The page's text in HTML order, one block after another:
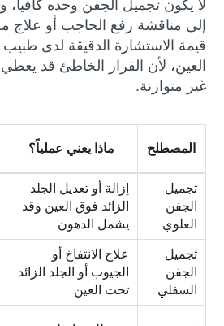
لا يكون تجميل الجفن وحده كافياً،
إلى مناقشة رفع الحاجب أو علاج
قيمة الاستشارة الدقيقة لدى
العين، لأن القرار الخاطئ قد
غير متوازنة.
المصطلح ماذا يعني عملياً؟
تجميل
الجفن
العلوي
إزالة أو تعديل الجلد
الزائد فوق العين وقد
يشمل الدهون
تجميل
الجفن
السفلي
علاج الانتفاخ أو
الجيوب أو الجلد الزائد
تحت العين